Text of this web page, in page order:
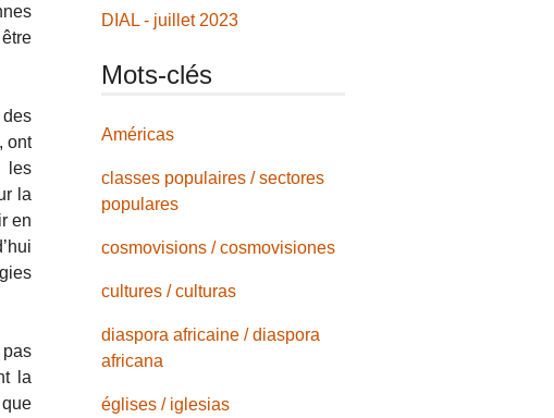
des
ont
les
la
en
la
DIAL - juillet 2023
Mots-clés
Américas
classes populaires / sectores
populares
cosmovisions / cosmovisiones
cultures / culturas
diaspora africaine / diaspora
africana
églises / iglesias